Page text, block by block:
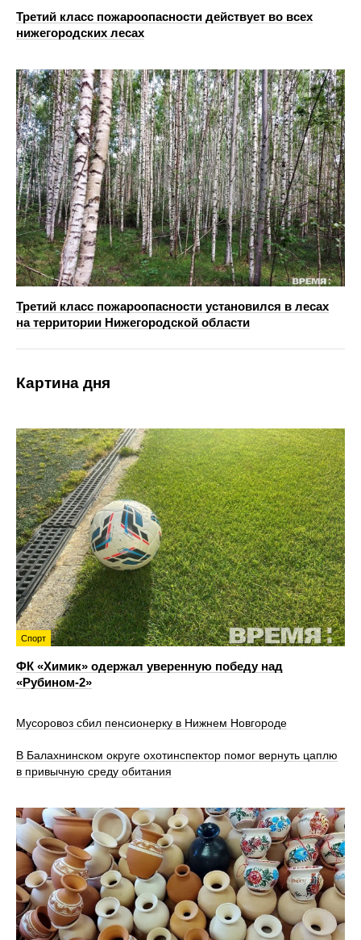
Третий класс пожароопасности действует во всех
нижегородских лесах
Третий класс пожароопасности установился в лесах
на территории Нижегородской области
Картина дня
Спорт
ФК «Химик» одержал уверенную победу над
«Рубином‑2»
Мусоровоз сбил пенсионерку в Нижнем Новгороде
В Балахнинском округе охотинспектор помог вернуть цаплю
в привычную среду обитания